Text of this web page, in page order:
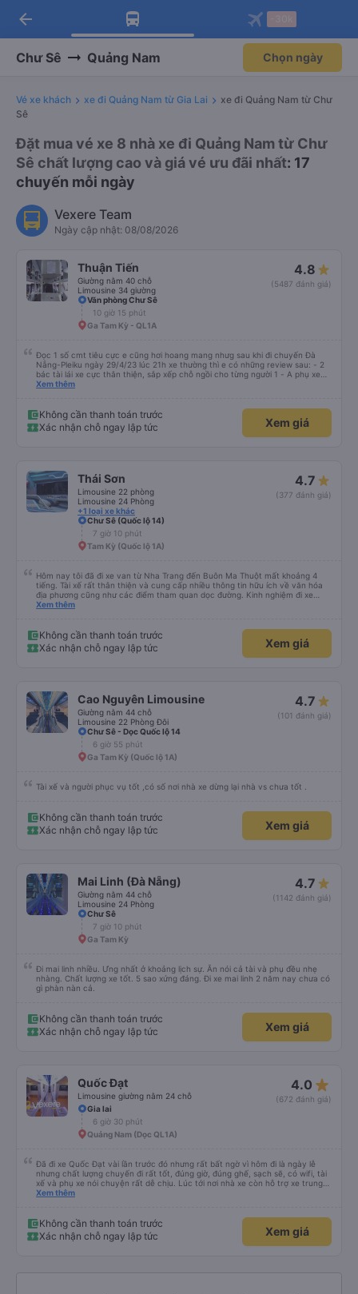
Tải app Vexere ngay!
Nhận ưu đãi thành viên độc
Mở app
Tải app Vexere
-30k/ghế khi đặt vé máy bay qua
Mở app
arrow_back
Chư Sê Quảng Nam Chọn ngày
Vé xe khách xe đi Quảng Nam từ Gia Lai
xe đi Quảng Nam từ Chư
Sê
Đặt mua vé xe 8 nhà xe đi Quảng Nam từ Chư
Sê chất lượng cao và giá vé ưu đãi nhất: 17
chuyến mỗi ngày
Vexere Team
Ngày cập nhật: 08/08/2026
Thuận Tiến
Giường nằm 40 chỗ
Limousine 34 giường
4.8
(5487 đánh giá)
Văn phòng Chư Sê
10 giờ 15 phút
Ga Tam Kỳ - QL1A
Đọc 1 số cmt tiêu cực e cũng hơi hoang mang nhưg sau khi đi chuyến Đà
Nẵng-Pleiku ngày 29/4/23 lúc 21h xe thường thì e có những review sau: - 2
bác tài lái xe cực thân thiện, sắp xếp chỗ ngồi cho từng người 1 - A phụ xe
dui tính, chắc cùng tần số nên nói câu nào là cười câu đó - Xe xuất bến đúg
nhìn chug khá ổn, có dừng lại để đi vệ sinh.
Xem thêm
Không cần thanh toán trước
Xác nhận chỗ ngay lập tức
Xem giá
Thái Sơn
Limousine 22 phòng
Limousine 24 Phòng
+1 loại xe khác
4.7
(377 đánh giá)
Chư Sê (Quốc lộ 14)
7 giờ 10 phút
Tam Kỳ (Quốc lộ 1A)
Hôm nay tôi đã đi xe van từ Nha Trang đến Buôn Ma Thuột mất khoảng 4
tiếng. Tài xế rất thân thiện và cung cấp nhiều thông tin hữu ích về văn hóa
địa phương cũng như các điểm tham quan dọc đường. Kinh nghiệm đi xe
buýt ở nhiều vùng khác nhau trên khắp Việt Nam trước đây của chúng tôi
gặp. Chúng tôi rất khuyến khích sử dụng dịch vụ vận chuyển của Thai Son.
Xem thêm
Không cần thanh toán trước
Xác nhận chỗ ngay lập tức
Xem giá
Cao Nguyên Limousine
Giường nằm 44 chỗ
Limousine 22 Phòng Đôi
4.7
(101 đánh giá)
Chư Sê - Dọc Quốc lộ 14
6 giờ 55 phút
Ga Tam Kỳ (Quốc lộ 1A)
Tài xế và người phục vụ tốt ,có số nơi nhà xe dừng lại nhà vs chưa tốt .
Không cần thanh toán trước
Xác nhận chỗ ngay lập tức
Xem giá
Mai Linh (Đà Nẵng)
Giường nằm 44 chỗ
Limousine 24 Phòng
4.7
(1142 đánh giá)
Chư Sê
7 giờ 10 phút
Ga Tam Kỳ
Đi mai linh nhiều. Ưng nhất ở khoảng lịch sự. Ăn nói cả tài và phụ đều nhẹ
nhàng. Chất lượng xe tốt. 5 sao xứng đáng. Đi xe mai linh 2 năm nay chưa có
gì phàn nàn cả.
Không cần thanh toán trước
Xác nhận chỗ ngay lập tức
Xem giá
Quốc Đạt
Limousine giường nằm 24 chỗ
4.0 star_rate
(672 đánh giá)
Gia lai
6 giờ 30 phút
Quảng Nam (Dọc QL1A)
Đã đi xe Quốc Đạt vài lần trước đó nhưng rất bất ngờ vì hôm đi là ngày lễ
nhưng chất lượng chuyến đi rất tốt, đúng giờ, đúng ghế, sạch sẽ, có wifi, tài
xế và phụ xe nói chuyện rất dễ chịu. Lúc tới nơi nhà xe còn hỗ trợ xe trung
chuyển tới tận nhà. 10đ cho nhà xe, hy vọng nhà xe duy trì được chất lượng
Xem thêm
Không cần thanh toán trước
Xác nhận chỗ ngay lập tức
Xem giá